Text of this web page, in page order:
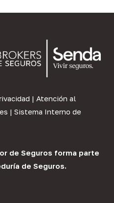
| Atención al
| Sistema Interno de
de Seguros forma parte
de Seguros.